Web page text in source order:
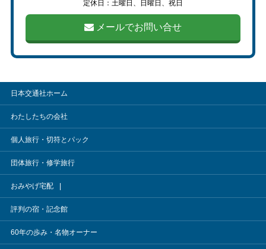
定休日：土曜日、日曜日、祝日
メールでお問い合せ
日本交通社ホーム
わたしたちの会社
個人旅行・切符とパック
団体旅行・修学旅行
おみやげ宅配
評判の宿・記念館
60年の歩み・名物オーナー